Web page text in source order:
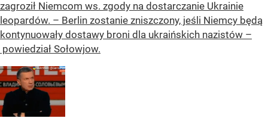
zagroził Niemcom ws. zgody na dostarczanie Ukrainie
leopardów. – Berlin zostanie zniszczony, jeśli Niemcy będą
kontynuowały dostawy broni dla ukraińskich nazistów –
powiedział Sołowjow.